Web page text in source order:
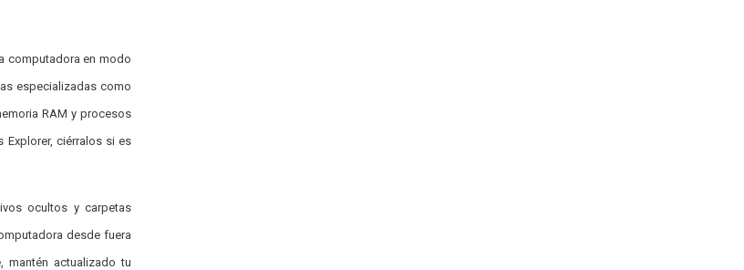
computadora en modo
especializadas como
RAM y procesos
ciérralos si es
ocultos y carpetas
desde fuera
mantén actualizado tu